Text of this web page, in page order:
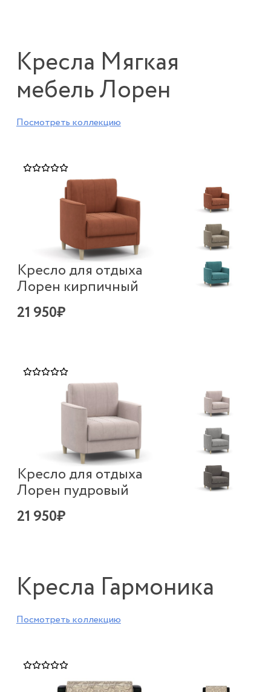
Кресла Мягкая
мебель Лорен
Посмотреть коллекцию
Кресло для отдыха
Лорен кирпичный
21 950₽
Кресло для отдыха
Лорен пудровый
21 950₽
Кресла Гармоника
Посмотреть коллекцию